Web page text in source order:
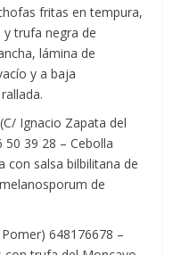
fritas en tempura,
trufa negra de
lámina de
y a baja
Ignacio Zapata del
50 39 28 – Cebolla
con salsa bilbilitana de
de
648176678 –